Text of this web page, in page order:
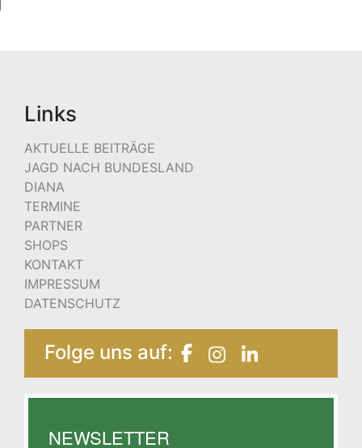
Links
AKTUELLE BEITRÄGE
JAGD NACH BUNDESLAND
DIANA
TERMINE
PARTNER
SHOPS
KONTAKT
IMPRESSUM
DATENSCHUTZ
Folge uns auf:
NEWSLETTER